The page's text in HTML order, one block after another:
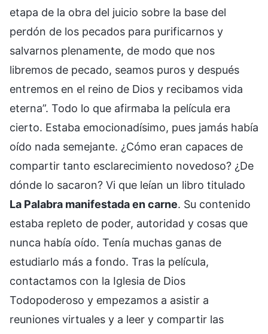
etapa de la obra del juicio sobre la base del
perdón de los pecados para purificarnos y
salvarnos plenamente, de modo que nos
libremos de pecado, seamos puros y después
entremos en el reino de Dios y recibamos vida
eterna”. Todo lo que afirmaba la película era
cierto. Estaba emocionadísimo, pues jamás había
oído nada semejante. ¿Cómo eran capaces de
compartir tanto esclarecimiento novedoso? ¿De
dónde lo sacaron? Vi que leían un libro titulado
La Palabra manifestada en carne. Su contenido
estaba repleto de poder, autoridad y cosas que
nunca había oído. Tenía muchas ganas de
estudiarlo más a fondo. Tras la película,
contactamos con la Iglesia de Dios
Todopoderoso y empezamos a asistir a
reuniones virtuales y a leer y compartir las